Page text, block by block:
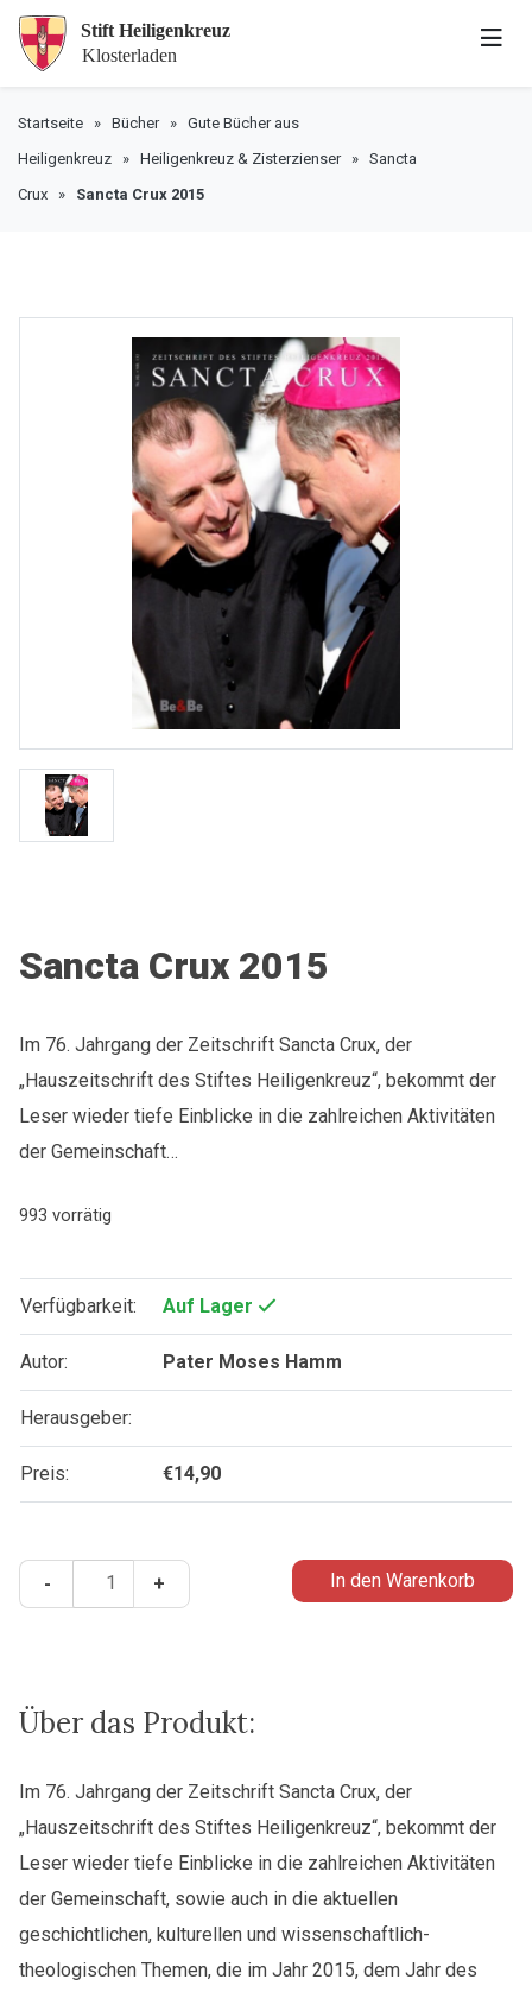
Startseite » Bücher» Gute Bücher aus
Heiligenkreuz » Heiligenkreuz & Zisterzienser» Sancta
Crux » Sancta Crux 2015
Sancta Crux 2015
Im 76. Jahrgang der Zeitschrift Sancta Crux, der
„Hauszeitschrift des Stiftes Heiligenkreuz“, bekommt der
Leser wieder tiefe Einblicke in die zahlreichen Aktivitäten
der Gemeinschaft…
993 vorrätig
Verfügbarkeit: Auf Lager
Autor: Pater Moses Hamm
Herausgeber:
Preis: €14,90
-
Sancta
+ In den Warenkorb
Über das Produkt:
Im 76. Jahrgang der Zeitschrift Sancta Crux, der
„Hauszeitschrift des Stiftes Heiligenkreuz“, bekommt der
Leser wieder tiefe Einblicke in die zahlreichen Aktivitäten
der Gemeinschaft, sowie auch in die aktuellen
geschichtlichen, kulturellen und wissenschaftlich-
theologischen Themen, die im Jahr 2015, dem Jahr des